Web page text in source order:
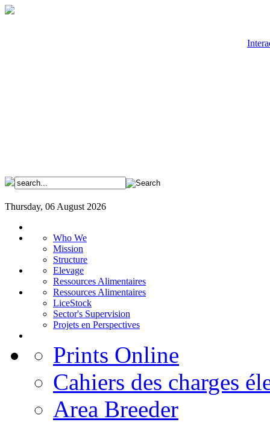
Thursday, 06 August 2026
Who We
Mission
Structure
Elevage
Ressources Alimentaires
Ressources Alimentaires
LiceStock
Sector's Supervision
Projets en Perspectives
Prints Online
Cahiers des charges
Area Breeder